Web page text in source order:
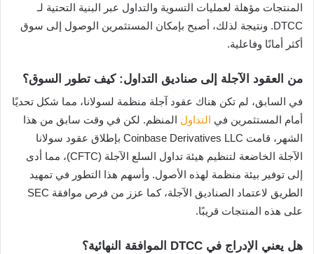
المنتجات مؤهلة لعمليات التسوية والتداول عبر البنية التحتية لـ
DTCC. ونتيجة لذلك، أصبح بإمكان المستثمرين الوصول إلى سوق
أكثر أمانًا وفاعلية.
من العقود الآجلة إلى صناديق التداول: كيف تطور السوق؟
في السابق، لم تكن هناك عقود آجلة منظمة لسولانا، مما شكل تحديًا
أمام المستثمرين في التداول المنظم. لكن في وقت سابق من هذا
الشهر، قامت Coinbase Derivatives LLC بإطلاق عقود سولانا
الآجلة الخاضعة لتنظيم هيئة تداول السلع الآجلة (CFTC)، مما أدى
إلى توفير بيئة منظمة لهذه الأصول. وأسهم هذا التطور في تمهيد
الطريق لاعتماد الصناديق الآجلة، كما عزز من فرص موافقة SEC
على هذه المنتجات قريبًا.
هل يعني الإدراج في DTCC الموافقة النهائية؟